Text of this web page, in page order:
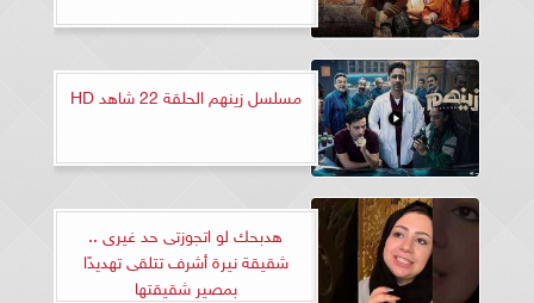
مسلسل زينهم الحلقة 22 شاهد HD
هدبحك لو اتجوزتى حد غيرى ..
شقيقة نيرة أشرف تتلقى تهديدًا
بمصير شقيقتها